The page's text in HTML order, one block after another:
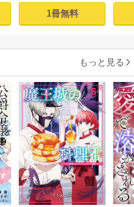
ました。 1
しろ/ 蘭らむ
1冊無料
もっと見る